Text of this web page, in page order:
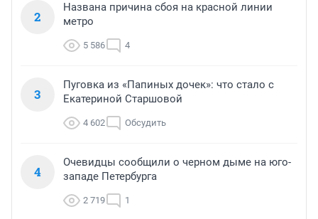
2
Названа причина сбоя на красной линии
метро
5 586 4
3
Пуговка из «Папиных дочек»: что стало с
Екатериной Старшовой
4 602 Обсудить
4
Очевидцы сообщили о черном дыме на юго-
западе Петербурга
2 719 1